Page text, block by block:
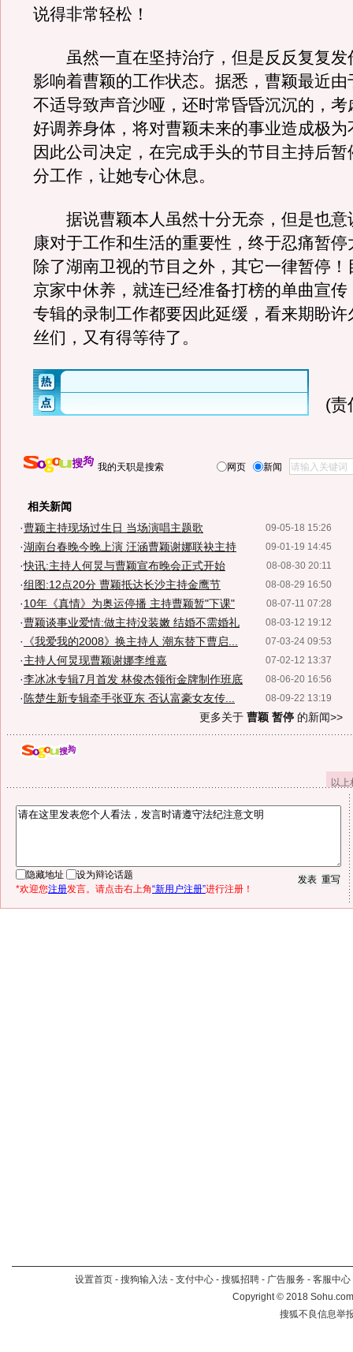
说得非常轻松！
虽然一直在坚持治疗，但是反反复复发
影响着曹颖的工作状态。据悉，曹颖最近由
不适导致声音沙哑，还时常昏昏沉沉的，考
好调养身体，将对曹颖未来的事业造成极为
因此公司决定，在完成手头的节目主持后
分工作，让她专心休息。
据说曹颖本人虽然十分无奈，但是也意
康对于工作和生活的重要性，终于忍痛暂
除了湖南卫视的节目之外，其它一律暂停
京家中休养，就连已经准备打榜的单曲宣传
专辑的录制工作都要因此延缓，看来期盼许
丝们，又有得等待了。
(责
我的天职是搜索 网页 新闻
相关新闻
09-05-18 15:26
·曹颖主持现场过生日 当场演唱主题歌
09-01-19 14:45
·湖南台春晚今晚上演 汪涵曹颖谢娜联袂主持
08-08-30 20:11
·快讯:主持人何炅与曹颖宣布晚会正式开始
08-08-29 16:50
·组图:12点20分 曹颖抵达长沙主持金鹰节
08-07-11 07:28
·10年《真情》为奥运停播 主持曹颖暂"下课"
08-03-12 19:12
·曹颖谈事业爱情:做主持没装嫩 结婚不需婚礼
07-03-24 09:53
· 《我爱我的2008》换主持人 潮东替下曹启...
07-02-12 13:37
·主持人何炅现曹颖谢娜李维嘉
08-06-20 16:56
·李冰冰专辑7月首发 林俊杰领衔金牌制作班底
08-09-22 13:19
· 陈楚生新专辑牵手张亚东 否认富豪女友传...
更多关于 曹颖 暂停 的新闻>>
以
隐藏地址
设为辩论话题
*欢迎您注册发言。请点击右上角“新用户注册”进行注册！
设置首页 - 搜狗输入法 - 支付中心 - 搜狐招聘 - 广告服务 - 客服中心
Copyright©2018
搜狐不良信息举